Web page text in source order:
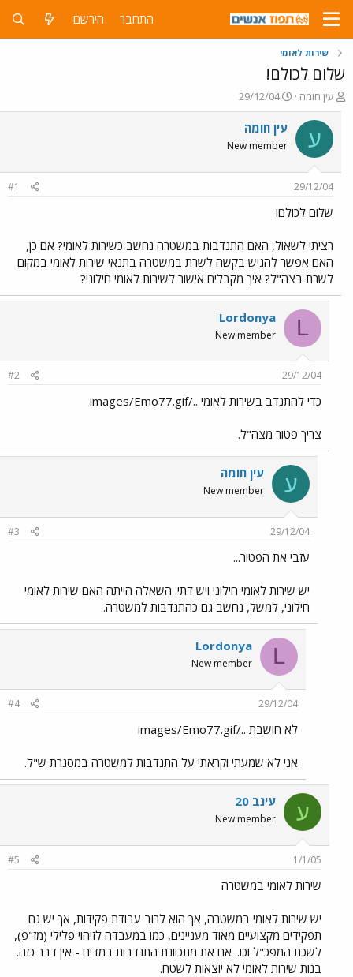
התחבר הירשם
שירות לאומי
שלום לכולם!
פ
ו
ת
ח
ה
ש
א
עין חומה
פ
ו
ר
ס
ם
ר
ך
29/12/04
ע עין חומה
New member
29/12/04
#1
שלום לכולם!
רציתי לשאול, האם התנדבות במשטרה נחשב כשירות לאומי? אם כן,
האם אפשר להגיש בקשה לשרת במשטרה בתנאי שירות לאומי במקום
לשרת בצה"ל? איך מקבלים אישור לשירות לאומי חילוני?
L
Lordonya
New member
29/12/04
#2
כדי להתנדב בשירות לאומי ../images/Emo77.gif
צריך פטור מצה"ל.
ע עין חומה
New member
29/12/04
#3
עזבי את הפטור...
יש שירות לאומי חילוני ויש דתי. השאלה הייתה האם שירות לאומי
חילוני, למשל, נחשב גם כהתנדבות למשטרה.
L
Lordonya
New member
29/12/04
#4
לא חושבת ../images/Emo77.gif
אני לא שמעתי וקראתי על התנדבות למשטרה במסגרת ש"ל.
ע עינב 20
New member
1/1/05
#5
שירות לאומי במשטרה
יש שירות לאומי במשטרה, אך הוא לרוב עבודת פקידות, אך יש גם
תפקידים מקצועיים מאוד מעניינים, כמו במעבדה לזיהוי פלילי (מז"פ),
לשכת המפכ"ל וכו.. אם את מתכוונת התנדבות במדים - אין דבר כזה.
בנות שירות לאומי לא יוצאות לשטח.